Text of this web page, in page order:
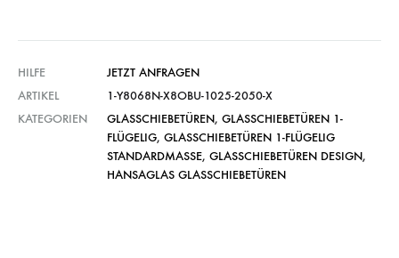
HILFE
JETZT ANFRAGEN
ARTIKEL
1-Y8068N-X8OBU-1025-2050-X
KATEGORIEN
GLASSCHIEBETÜREN, GLASSCHIEBETÜREN 1-
FLÜGELIG, GLASSCHIEBETÜREN 1-FLÜGELIG
STANDARDMASSE , GLASSCHIEBETÜREN DESIGN,
HANSAGLAS GLASSCHIEBETÜREN